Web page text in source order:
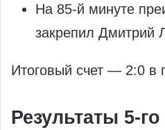
На 85‑й минуте
закрепил Дмитрий
Итоговый счет — 2:0 в
Результаты